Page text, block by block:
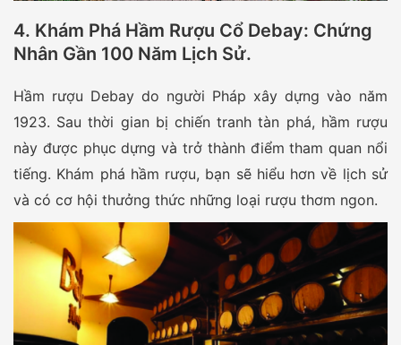
4. Khám Phá Hầm Rượu Cổ Debay: Chứng
Nhân Gần 100 Năm Lịch Sử.
Hầm rượu Debay do người Pháp xây dựng vào năm
1923. Sau thời gian bị chiến tranh tàn phá, hầm rượu
này được phục dựng và trở thành điểm tham quan nổi
tiếng. Khám phá hầm rượu, bạn sẽ hiểu hơn về lịch sử
và có cơ hội thưởng thức những loại rượu thơm ngon.